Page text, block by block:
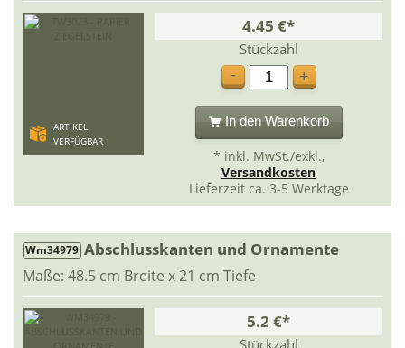
ARTIKEL
VERFÜGBAR
4.45 €*
Stückzahl
-
+
In den Warenkorb
* inkl. MwSt./exkl.,
Versandkosten
Lieferzeit ca. 3-5 Werktage
Wm34979 Abschlusskanten und Ornamente
Maße: 48.5 cm Breite x 21 cm Tiefe
5.2 €*